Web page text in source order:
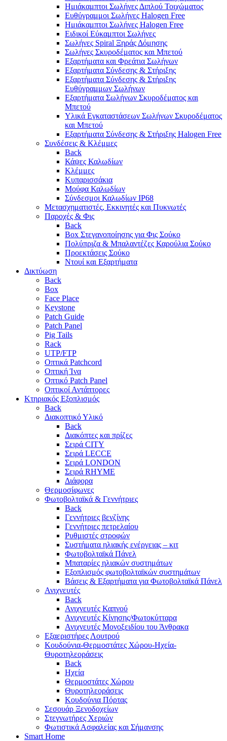
Ημιάκαμπτοι Σωλήνες Διπλού Τοιχώματος
Ευθύγραμμοι Σωλήνες Halogen Free
Ημιάκαμπτοι Σωλήνες Halogen Free
Ειδικοί Εύκαμπτοι Σωλήνες
Σωλήνες Spiral Ξηράς Δόμησης
Σωλήνες Σκυροδέματος και Μπετού
Εξαρτήματα και Φρεάτια Σωλήνων
Εξαρτήματα Σύνδεσης & Στήριξης
Εξαρτήματα Σύνδεσης & Στήριξης
Ευθύγραμμων Σωλήνων
Εξαρτήματα Σωλήνων Σκυροδέματος και
Μπετού
Υλικά Εγκαταστάσεων Σωλήνων Σκυροδέματος
και Μπετού
Εξαρτήματα Σύνδεσης & Στήριξης Halogen Free
Συνδέσεις & Κλέμμες
Back
Κάψες Καλωδίων
Κλέμμες
Κυπαρισσάκια
Μούφα Καλωδίων
Σύνδεσμοι Καλωδίων IP68
Μετασχηματιστές, Εκκινητές και Πυκνωτές
Παροχές & Φις
Back
Box Στεγανοποίησης για Φις Σούκο
Πολύπριζα & Μπαλαντέζες Καρούλια Σούκο
Προεκτάσεις Σούκο
Ντουί και Εξαρτήματα
Δικτύωση
Back
Box
Face Place
Keystone
Patch Guide
Patch Panel
Pig Tails
Rack
UTP/FTP
Οπτικά Patchcord
Οπτική Ίνα
Οπτικό Patch Panel
Οπτικοί Αντάπτορες
Κτηριακός Εξοπλισμός
Back
Διακοπτικό Υλικό
Back
Διακόπτες και πρίζες
Σειρά CITY
Σειρά LECCE
Σειρά LONDON
Σειρά RHYME
Διάφορα
Θερμοσίφωνες
Φωτοβολταϊκά & Γεννήτριες
Back
Γεννήτριες βενζίνης
Γεννήτριες πετρελαίου
Ρυθμιστές στροφών
Συστήματα ηλιακής ενέργειας – κιτ
Φωτοβολταϊκά Πάνελ
Μπαταρίες ηλιακών συστημάτων
Εξοπλισμός φωτοβολταϊκών συστημάτων
Βάσεις & Εξαρτήματα για Φωτοβολταϊκά Πάνελ
Ανιχνευτές
Back
Ανιχνευτές Καπνού
Ανιχνευτές Κίνησης/Φωτοκύτταρα
Ανιχνευτές Μονοξειδίου του Άνθρακα
Εξαεριστήρες Λουτρού
Κουδούνια-Θερμοστάτες Χώρου-Ηχεία-
Θυροτηλεοράσεις
Back
Ηχεία
Θερμοστάτες Χώρου
Θυροτηλεοράσεις
Κουδούνια Πόρτας
Σεσουάρ Ξενοδοχείων
Στεγνωτήρες Χεριών
Φωτιστικά Ασφαλείας και Σήμανσης
Smart Home